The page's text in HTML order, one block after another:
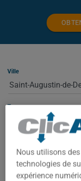
Ville
Type
ASSURANCE
AUGUSTIN-
Nous utilisons
technologies de
expérience